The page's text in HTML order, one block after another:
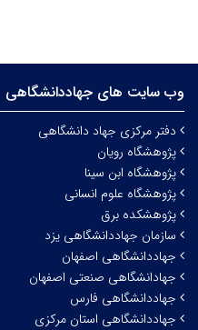
وب سایت های جهاددانشگاهی
دفتر مرکزی جهاد دانشگاهی
پژوهشگاه رویان
پژوهشگاه ابن سینا
پژوهشگاه علوم انسانی
پژوهشکده برق
سازمان جهاددانشگاهی یزد
جهاددانشگاهی اصفهان
جهادانشگاهی صنعتی اصفهان
جهاددانشگاهی فارس
جهاددانشگاهی استان مرکزی